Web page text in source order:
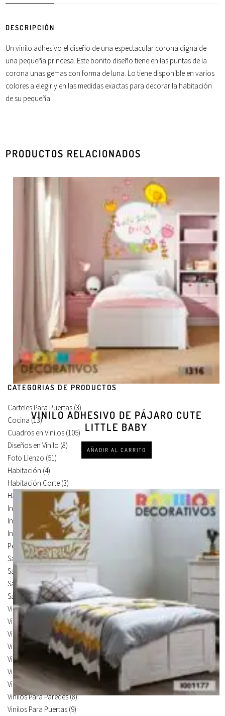
DESCRIPCIÓN
Un vinilo adhesivo el diseño de una espectacular corona digna de
una pequeña princesa. Este bonito diseño tiene en las puntas de la
corona unas gemas con forma de luna. Lo tiene disponible en varios
colores a elegir y en las medidas exactas para decorar la habitación
de su pequeña.
PRODUCTOS RELACIONADOS
VINILO ADHESIVO DE PÁJARO CUTE
LITTLE BABY
AÑADIR AL CARRITO
CATEGORÍAS DE PRODUCTOS
Carteles Para Puertas (3)
Cocina (13)
Cuadros en Vinilos (105)
Diseños en Vinilo (8)
Foto Lienzo (51)
Habitación (4)
Habitación Corte (3)
Habitación Devastado(1)
Infantiles
Infantiles Corte(65)
Infantiles Devastado(10)
Personalizados(1)
Salón(224)
Salón Corte
Salón Devastado(3)
Salón Mural(163)
Vinilos de Frases(5)
Vinilos de Ilustración(14)
Vinilos de Marcas(19)
Vinilos de Pegatinas(9)
Vinilos Para Armarios (20)
Vinilos Para Coches
Vinilos Para Frigorificos(11)
Vinilos Para Paredes(8)
Vinilos Para Puertas (9)